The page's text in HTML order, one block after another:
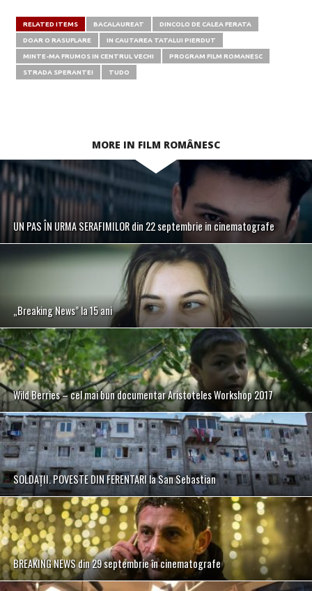
RELATED ITEMS BACALAUREAT DINCOLO DE CALEA FERATA
DOAR O RASUFLARE IN CAUTAREA TATALUI PIERDUT
MINTE-MA FRUMOS IN CENTRUL VECHI PROGRAM FILM ROMANESC
STRADA SPERANTEI TUDO
MORE IN FILM ROMÂNESC
UN PAS ÎN URMA SERAFIMILOR din 22 septembrie in cinematografe
„Breaking News” la 15 ani
Wild Berries – cel mai bun documentar Aristoteles Workshop 2017
SOLDAȚII. POVESTE DIN FERENTARI la San Sebastian
BREAKING NEWS din 29 septembrie în cinematografe